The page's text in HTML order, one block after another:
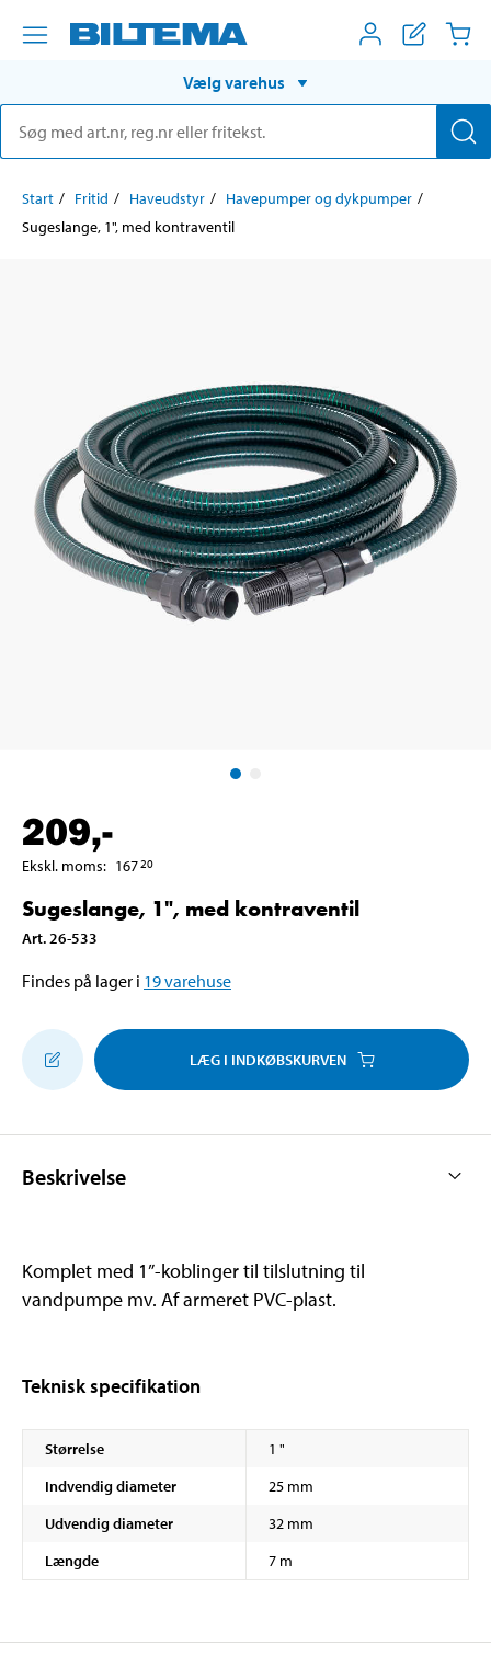
Vælg varehus
Start Fritid Haveudstyr
Havepumper og dykpumper
Sugeslange, 1", med kontraventil
209,-
Ekskl. moms: 16720
Sugeslange, 1", med kontraventil
Art. 26-533
Findes på lager i 19varehuse
LÆG I INDKØBSKURVEN
Beskrivelse
Komplet med 1”-koblinger til tilslutning til
vandpumpe mv. Af armeret PVC-plast.
Teknisk specifikation
Størrelse
1 "
Indvendig diameter
25 mm
Udvendig diameter
32 mm
Længde
7 m